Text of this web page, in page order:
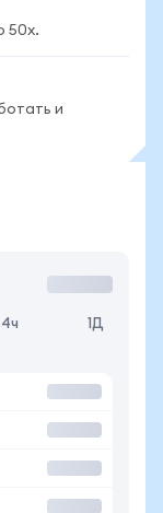
50x.
и
4ч 1Д